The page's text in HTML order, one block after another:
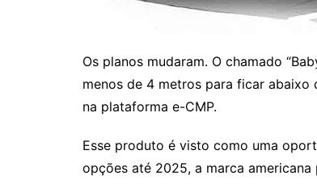
Os planos mudaram. O chamado
menos de 4 metros para ficar abaixo
na plataforma e-CMP.
Esse produto é visto como uma
opções até 2025, a marca